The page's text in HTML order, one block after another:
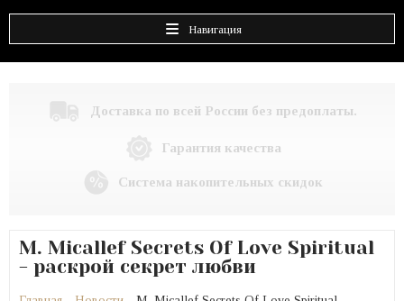
Навигация
Доставка по всей России без предоплаты.
Гарантия качества
Система накопительных скидок
M. Micallef Secrets Of Love Spiritual
- раскрой секрет любви